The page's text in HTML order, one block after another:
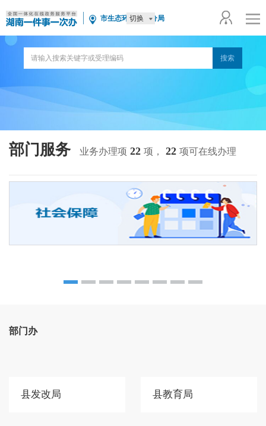
市生态环境通道分局
切换
部门服务 业务办理项 22 项， 22 项可在线办理
部门办
县发改局 县教育局